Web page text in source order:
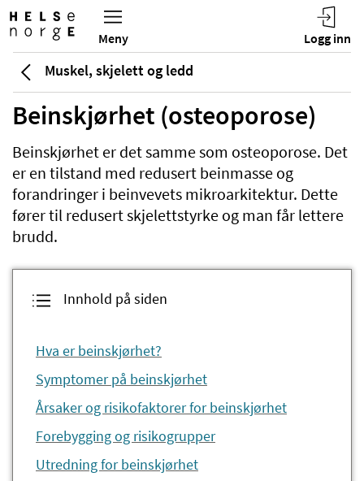
Muskel, skjelett og ledd
Beinskjørhet (osteoporose)
Beinskjørhet er det samme som osteoporose. Det
er en tilstand med redusert beinmasse og
forandringer i beinvevets mikroarkitektur. Dette
fører til redusert skjelettstyrke og man får lettere
brudd.
Innhold på siden
Hva er beinskjørhet?
Symptomer på beinskjørhet
Årsaker og risikofaktorer for beinskjørhet
Forebygging og risikogrupper
Utredning for beinskjørhet